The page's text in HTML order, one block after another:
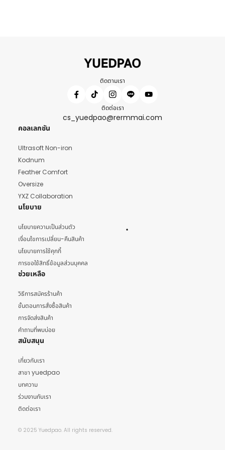
ติดตามเรา
ติดต่อเรา
cs_yuedpao@rermmai.com
คอลเลกชัน
Ultrasoft Non-iron
Kodnum
Feather Comfort
Oversize
YXZ Collaboration
นโยบาย
นโยบายความเป็นส่วนตัว
เงื่อนไขการเปลี่ยน-คืนสินค้า
นโยบายการใช้คุกกี้
การขอใช้สิทธิ์ข้อมูลส่วนบุคคล
ช่วยเหลือ
วิธีการสมัครร้านค้า
ขั้นตอนการสั่งซื้อสินค้า
การจัดส่งสินค้า
คำถามที่พบบ่อย
สนับสนุน
เกี่ยวกับเรา
สาขา yuedpao
บทความ
ร่วมงานกับเรา
ติดต่อเรา
© 2025 Yuedpao. All rights reserved.